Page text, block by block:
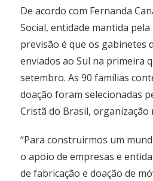
De acordo com Fernanda
Social, entidade mantida
previsão é que os gabinetes
enviados ao Sul na primeira
setembro. As 90 famílias
doação foram selecionadas
Cristã do Brasil, organização
“Para construirmos um
o apoio de empresas e
de fabricação e doação de